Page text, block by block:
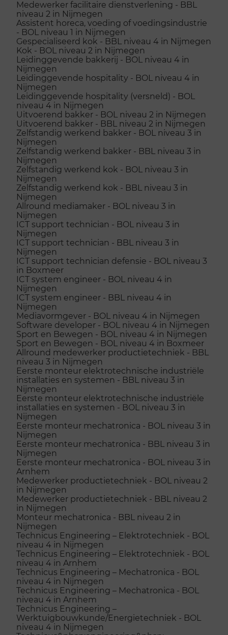
Medewerker facilitaire dienstverlening - BBL
niveau 2 in Nijmegen
Assistent horeca, voeding of voedingsindustrie
- BOL niveau 1 in Nijmegen
Gespecialiseerd kok - BBL niveau 4 in Nijmegen
Kok - BOL niveau 2 in Nijmegen
Leidinggevende bakkerij - BOL niveau 4 in
Nijmegen
Leidinggevende hospitality - BOL niveau 4 in
Nijmegen
Leidinggevende hospitality (versneld) - BOL
niveau 4 in Nijmegen
Uitvoerend bakker - BOL niveau 2 in Nijmegen
Uitvoerend bakker - BBL niveau 2 in Nijmegen
Zelfstandig werkend bakker - BOL niveau 3 in
Nijmegen
Zelfstandig werkend bakker - BBL niveau 3 in
Nijmegen
Zelfstandig werkend kok - BOL niveau 3 in
Nijmegen
Zelfstandig werkend kok - BBL niveau 3 in
Nijmegen
Allround mediamaker - BOL niveau 3 in
Nijmegen
ICT support technician - BOL niveau 3 in
Nijmegen
ICT support technician - BBL niveau 3 in
Nijmegen
ICT support technician defensie - BOL niveau 3
in Boxmeer
ICT system engineer - BOL niveau 4 in
Nijmegen
ICT system engineer - BBL niveau 4 in
Nijmegen
Mediavormgever - BOL niveau 4 in Nijmegen
Software developer - BOL niveau 4 in Nijmegen
Sport en Bewegen - BOL niveau 4 in Nijmegen
Sport en Bewegen - BOL niveau 4 in Boxmeer
Allround medewerker productietechniek - BBL
niveau 3 in Nijmegen
Eerste monteur elektrotechnische industriële
installaties en systemen - BBL niveau 3 in
Nijmegen
Eerste monteur elektrotechnische industriële
installaties en systemen - BOL niveau 3 in
Nijmegen
Eerste monteur mechatronica - BOL niveau 3 in
Nijmegen
Eerste monteur mechatronica - BBL niveau 3 in
Nijmegen
Eerste monteur mechatronica - BOL niveau 3 in
Arnhem
Medewerker productietechniek - BOL niveau 2
in Nijmegen
Medewerker productietechniek - BBL niveau 2
in Nijmegen
Monteur mechatronica - BBL niveau 2 in
Nijmegen
Technicus Engineering – Elektrotechniek - BOL
niveau 4 in Nijmegen
Technicus Engineering – Elektrotechniek - BOL
niveau 4 in Arnhem
Technicus Engineering – Mechatronica - BOL
niveau 4 in Nijmegen
Technicus Engineering – Mechatronica - BOL
niveau 4 in Arnhem
Technicus Engineering –
Werktuigbouwkunde/Energietechniek - BOL
niveau 4 in Nijmegen